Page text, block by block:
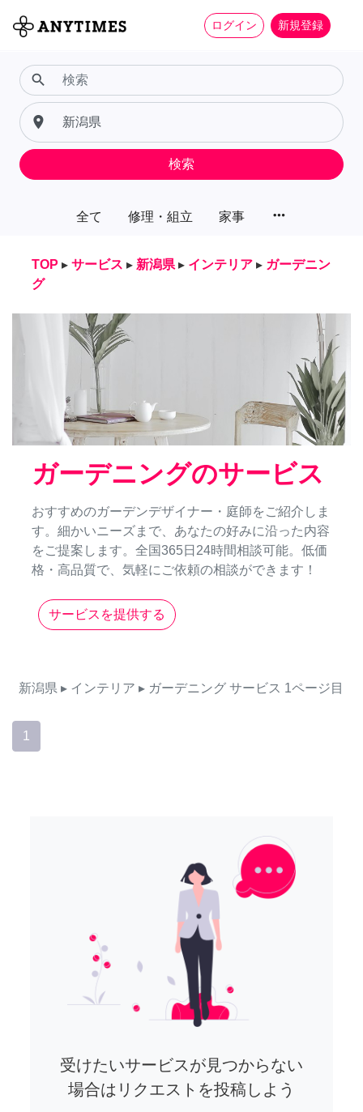
ログイン 新規登録
全て 修理・組立 家事 more_horiz
search
place
検索
TOP ▸ サービス ▸ 新潟県 ▸ インテリア ▸ ガーデニン
グ
ガーデニングのサービス
おすすめのガーデンデザイナー・庭師をご紹介しま
す。細かいニーズまで、あなたの好みに沿った内容
をご提案します。全国365日24時間相談可能。低価
格・高品質で、気軽にご依頼の相談ができます！
サービスを提供する
新潟県 ▸ インテリア ▸ ガーデニング サービス 1ページ目
1
受けたいサービスが見つからない
場合はリクエストを投稿しよう